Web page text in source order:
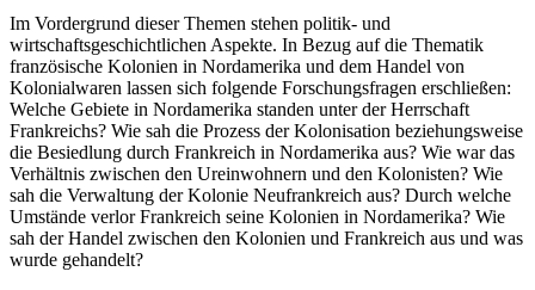
Im Vordergrund dieser Themen stehen politik- und
wirtschaftsgeschichtlichen Aspekte. In Bezug auf die Thematik
französische Kolonien in Nordamerika und dem Handel von
Kolonialwaren lassen sich folgende Forschungsfragen erschließen:
Welche Gebiete in Nordamerika standen unter der Herrschaft
Frankreichs? Wie sah die Prozess der Kolonisation beziehungsweise
die Besiedlung durch Frankreich in Nordamerika aus? Wie war das
Verhältnis zwischen den Ureinwohnern und den Kolonisten? Wie
sah die Verwaltung der Kolonie Neufrankreich aus? Durch welche
Umstände verlor Frankreich seine Kolonien in Nordamerika? Wie
sah der Handel zwischen den Kolonien und Frankreich aus und was
wurde gehandelt?